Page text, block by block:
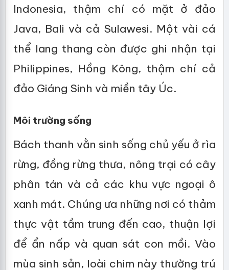
Indonesia, thậm chí có mặt ở đảo
Java, Bali và cả Sulawesi. Một vài cá
thể lang thang còn được ghi nhận tại
Philippines, Hồng Kông, thậm chí cả
đảo Giáng Sinh và miền tây Úc.
Môi trường sống
Bách thanh vằn sinh sống chủ yếu ở rìa
rừng, đồng rừng thưa, nông trại có cây
phân tán và cả các khu vực ngoại ô
xanh mát. Chúng ưa những nơi có thảm
thực vật tầm trung đến cao, thuận lợi
để ẩn nấp và quan sát con mồi. Vào
mùa sinh sản, loài chim này thường trú